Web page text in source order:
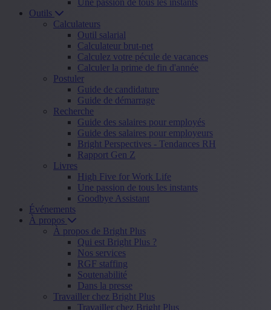
Outils
Calculateurs
Outil salarial
Calculateur brut-net
Calculez votre pécule de vacances
Calculer la prime de fin d'année
Postuler
Guide de candidature
Guide de démarrage
Recherche
Guide des salaires pour employés
Guide des salaires pour employeurs
Bright Perspectives - Tendances RH
Rapport Gen Z
Livres
High Five for Work Life
Une passion de tous les instants
Goodbye Assistant
Événements
À propos
À propos de Bright Plus
Qui est Bright Plus ?
Nos services
RGF staffing
Soutenabilité
Dans la presse
Travailler chez Bright Plus
Travailler chez Bright Plus